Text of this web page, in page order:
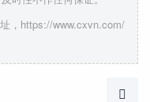
，https://www.cxvn.com/